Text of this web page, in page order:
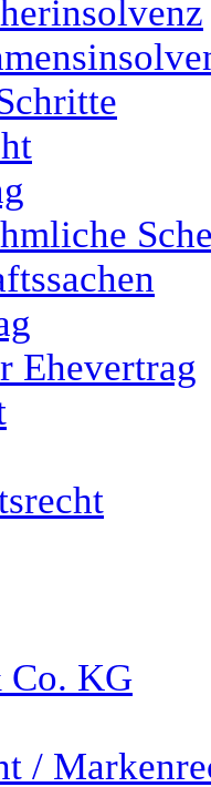
Ehevertrag
Co. KG
/